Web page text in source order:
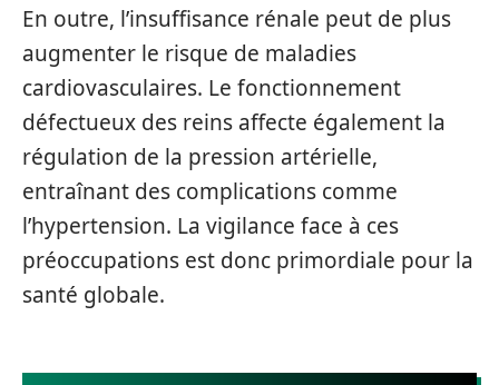
En outre, l’insuffisance rénale peut de plus
augmenter le risque de maladies
cardiovasculaires. Le fonctionnement
défectueux des reins affecte également la
régulation de la pression artérielle,
entraînant des complications comme
l’hypertension. La vigilance face à ces
préoccupations est donc primordiale pour la
santé globale.